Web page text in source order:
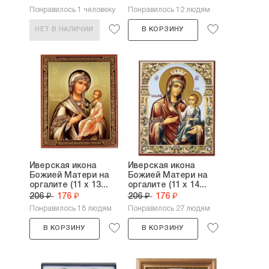
Понравилось 1 человеку
НЕТ В НАЛИЧИИ
Понравилось 12 людям
В КОРЗИНУ
Иверская икона
Божией Матери на
оргалите (11 х 13...
206 ₽ 176 ₽
Понравилось 18 людям
В КОРЗИНУ
Иверская икона
Божией Матери на
оргалите (11 х 14...
206 ₽ 176 ₽
Понравилось 27 людям
В КОРЗИНУ